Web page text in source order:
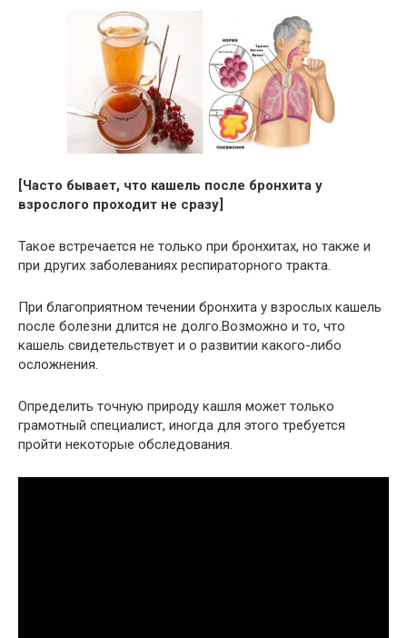
[Часто бывает, что кашель после бронхита у
взрослого проходит не сразу]
Такое встречается не только при бронхитах, но также и
при других заболеваниях респираторного тракта.
При благоприятном течении бронхита у взрослых кашель
после болезни длится не долго.Возможно и то, что
кашель свидетельствует и о развитии какого-либо
осложнения.
Определить точную природу кашля может только
грамотный специалист, иногда для этого требуется
пройти некоторые обследования.